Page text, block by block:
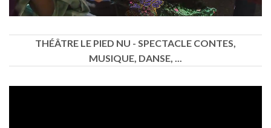
THÉÂTRE LE PIED NU - SPECTACLE CONTES,
MUSIQUE, DANSE, ...